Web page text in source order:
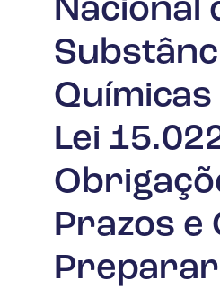
Nacional
Químicas
Lei
Prazos e
Preparar